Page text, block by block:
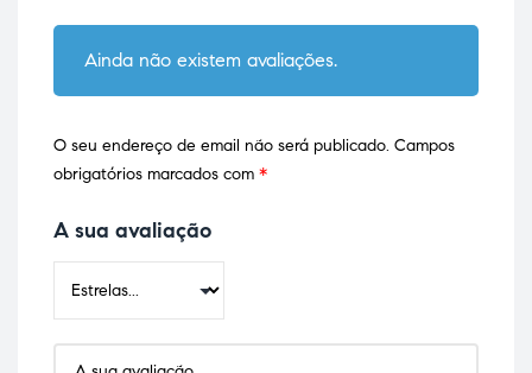
Ainda não existem avaliações.
O seu endereço de email não será publicado. Campos
obrigatórios marcados com *
A sua avaliação